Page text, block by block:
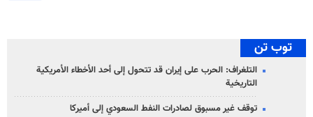
توب تن
التلغراف: الحرب على إيران قد تتحول إلى أحد الأخطاء الأمريكية
التاريخية
توقف غير مسبوق لصادرات النفط السعودي إلى أميركا